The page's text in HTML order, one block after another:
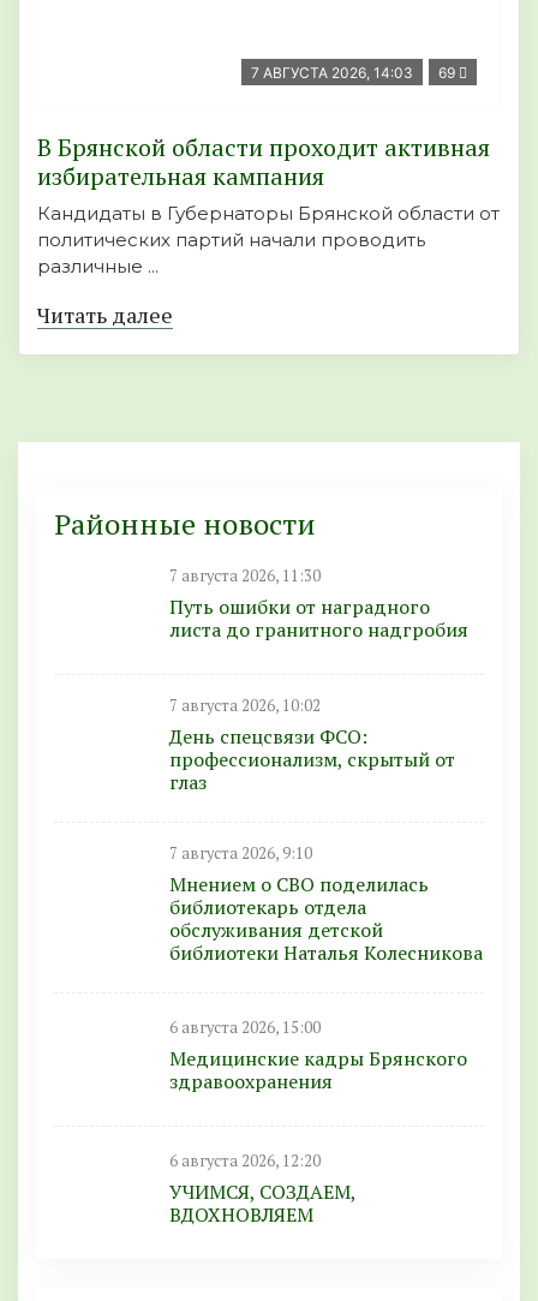
7 АВГУСТА 2026, 14:03 69
В Брянской области проходит активная
избирательная кампания
Кандидаты в Губернаторы Брянской области от
политических партий начали проводить
различные ...
Читать далее
Районные новости
7 августа 2026, 11:30
Путь ошибки от наградного
листа до гранитного надгробия
7 августа 2026, 10:02
День спецсвязи ФСО:
профессионализм, скрытый от
глаз
7 августа 2026, 9:10
Мнением о СВО поделилась
библиотекарь отдела
обслуживания детской
библиотеки Наталья Колесникова
6 августа 2026, 15:00
Медицинские кадры Брянского
здравоохранения
6 августа 2026, 12:20
УЧИМСЯ, СОЗДАЕМ,
ВДОХНОВЛЯЕМ